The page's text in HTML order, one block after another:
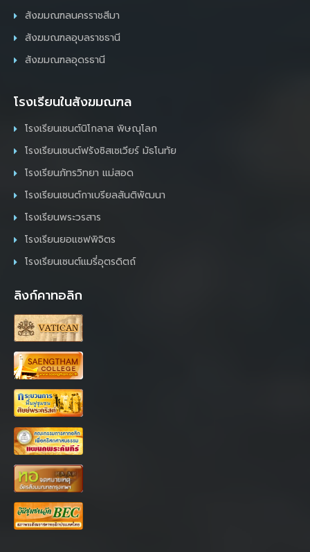
สังฆมณฑลนครราชสีมา
สังฆมณฑลอุบลราชธานี
สังฆมณฑลอุดรธานี
โรงเรียนในสังฆมณฑล
โรงเรียนเซนต์นิโกลาส พิษณุโลก
โรงเรียนเซนต์ฟรังซิสเซเวียร์ มัธโนทัย
โรงเรียนภัทรวิทยา แม่สอด
โรงเรียนเซนต์กาเบรียลสันติพัฒนา
โรงเรียนพระวรสาร
โรงเรียนยอแซฟพิจิตร
โรงเรียนเซนต์แมรี่อุตรดิตถ์
ลิงก์คาทอลิก